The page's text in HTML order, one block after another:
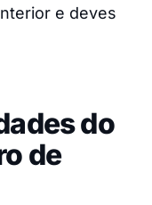
e deves
do
de